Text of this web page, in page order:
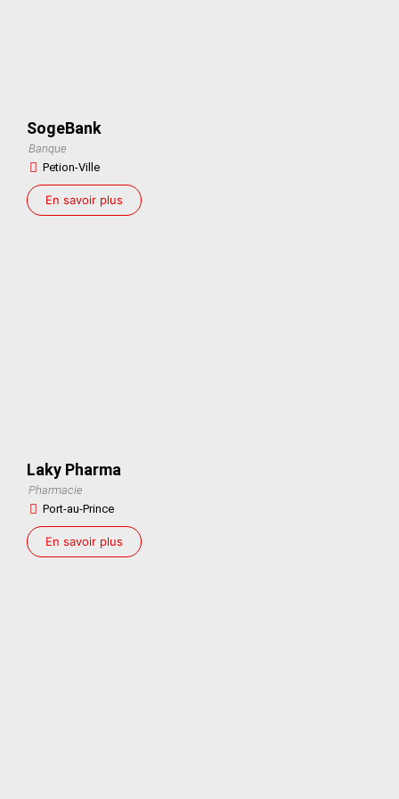
SogeBank
Banque
Petion-Ville
En savoir plus
Laky Pharma
Pharmacie
Port-au-Prince
En savoir plus